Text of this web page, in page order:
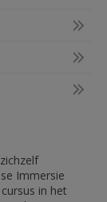
Immersie
in het